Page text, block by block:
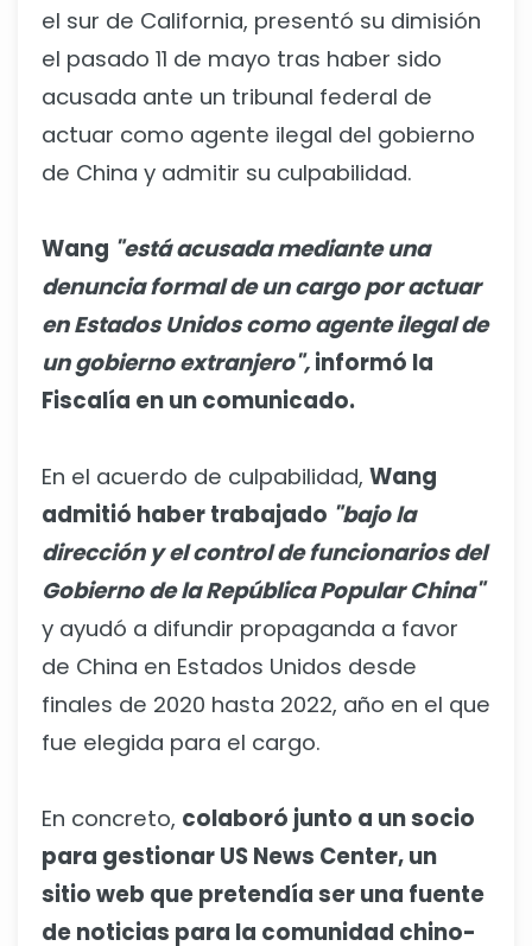
el sur de California, presentó su dimisión
el pasado 11 de mayo tras haber sido
acusada ante un tribunal federal de
actuar como agente ilegal del gobierno
de China y admitir su culpabilidad.
Wang "está acusada mediante una
denuncia formal de un cargo por actuar
en Estados Unidos como agente ilegal de
un gobierno extranjero", informó la
Fiscalía en un comunicado.
En el acuerdo de culpabilidad, Wang
admitió haber trabajado "bajo la
dirección y el control de funcionarios del
Gobierno de la República Popular China"
y ayudó a difundir propaganda a favor
de China en Estados Unidos desde
finales de 2020 hasta 2022, año en el que
fue elegida para el cargo.
En concreto, colaboró junto a un socio
para gestionar US News Center, un
sitio web que pretendía ser una fuente
de noticias para la comunidad chino-